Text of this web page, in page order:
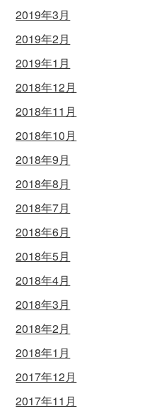
2019年3月
2019年2月
2019年1月
2018年12月
2018年11月
2018年10月
2018年9月
2018年8月
2018年7月
2018年6月
2018年5月
2018年4月
2018年3月
2018年2月
2018年1月
2017年12月
2017年11月